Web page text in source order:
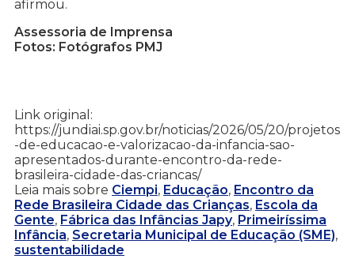
afirmou.
Assessoria de Imprensa
Fotos: Fotógrafos PMJ
Link original:
https://jundiai.sp.gov.br/noticias/2026/05/20/projetos
-de-educacao-e-valorizacao-da-infancia-sao-
apresentados-durante-encontro-da-rede-
brasileira-cidade-das-criancas/
Leia mais sobre Ciempi, Educação, Encontro da
Rede Brasileira Cidade das Crianças, Escola da
Gente, Fábrica das Infâncias Japy, Primeiríssima
Infância, Secretaria Municipal de Educação (SME),
sustentabilidade